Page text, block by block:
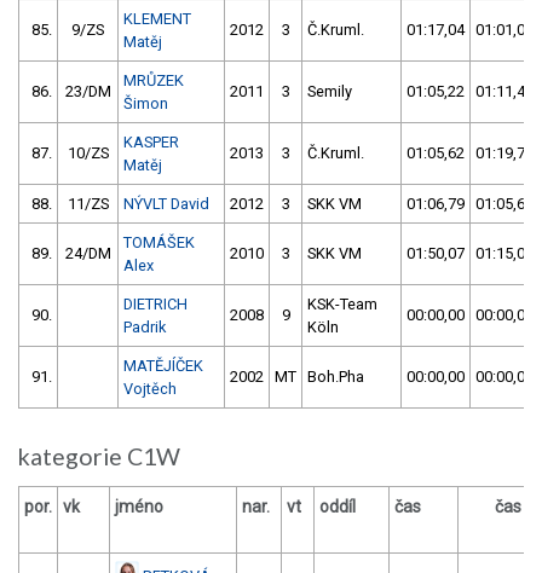
85. 9/ZS
KLEMENT
Matěj
2012 3 Č.Kruml. 01:17,04 01:01,07
86. 23/DM
MRŮZEK
Šimon
2011 3 Semily 01:05,22 01:11,47
87. 10/ZS
KASPER
Matěj
2013 3 Č.Kruml. 01:05,62 01:19,75
88. 11/ZS NÝVLT David 2012 3 SKK VM 01:06,79 01:05,64
89. 24/DM
TOMÁŠEK
Alex
2010 3 SKK VM 01:50,07 01:15,00
90.
DIETRICH
Padrik
2008 9
KSK-Team
Köln
00:00,00 00:00,00
91.
MATĚJÍČEK
Vojtěch
2002 MT Boh.Pha 00:00,00 00:00,00
kategorie C1W
por. vk jméno nar. vt oddíl čas čas